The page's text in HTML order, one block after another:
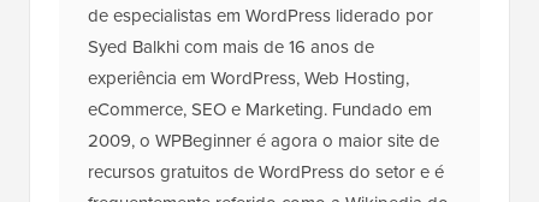
de especialistas em WordPress liderado por
Syed Balkhi com mais de 16 anos de
experiência em WordPress, Web Hosting,
eCommerce, SEO e Marketing. Fundado em
2009, o WPBeginner é agora o maior site de
recursos gratuitos de WordPress do setor e é